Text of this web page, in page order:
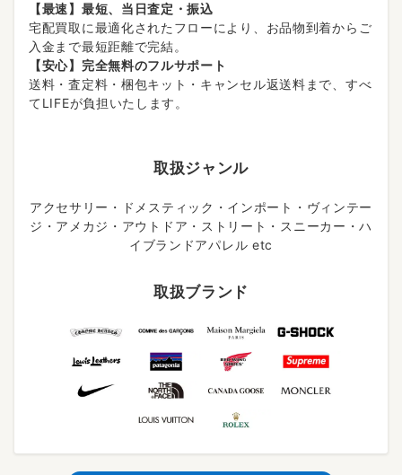
【最速】最短、当日査定・振込
宅配買取に最適化されたフローにより、お品物到着からご
入金まで最短距離で完結。
【安心】完全無料のフルサポート
送料・査定料・梱包キット・キャンセル返送料まで、すべ
てLIFEが負担いたします。
取扱ジャンル
アクセサリー・ドメスティック・インポート・ヴィンテー
ジ・アメカジ・アウトドア・ストリート・スニーカー・ハ
イブランドアパレル etc
取扱ブランド